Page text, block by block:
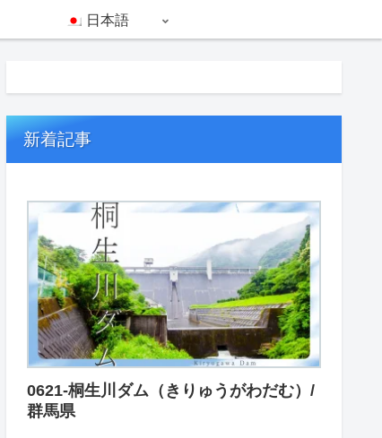
日本語
新着記事
0621-桐生川ダム（きりゅうがわだむ）/
群馬県